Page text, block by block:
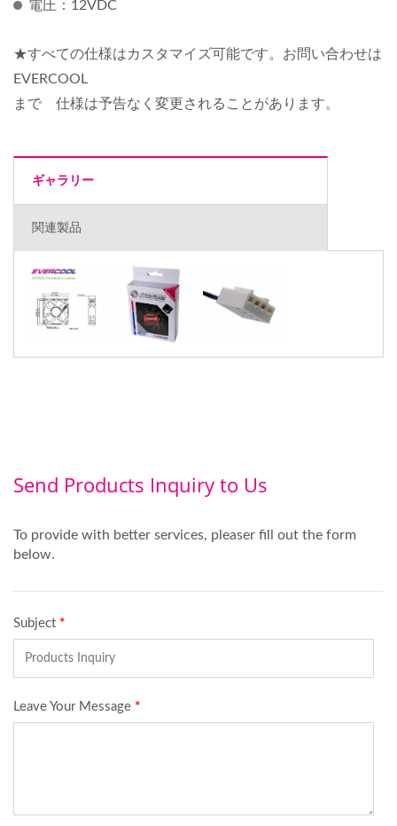
電圧：12VDC
★すべての仕様はカスタマイズ可能です。お問い合わせは
EVERCOOL
まで 仕様は予告なく変更されることがあります。
ギャラリー
関連製品